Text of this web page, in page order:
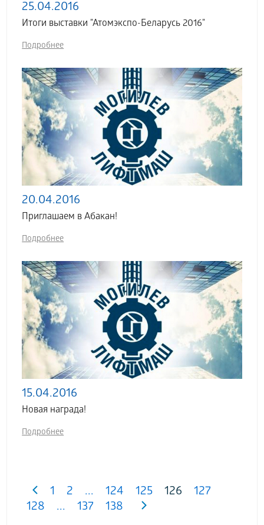
25.04.2016
Итоги выставки "Атомэкспо-Беларусь 2016"
Подробнее
20.04.2016
Приглашаем в Абакан!
Подробнее
15.04.2016
Новая награда!
Подробнее
1 2 ... 124 125 126
127
128
... 137 138